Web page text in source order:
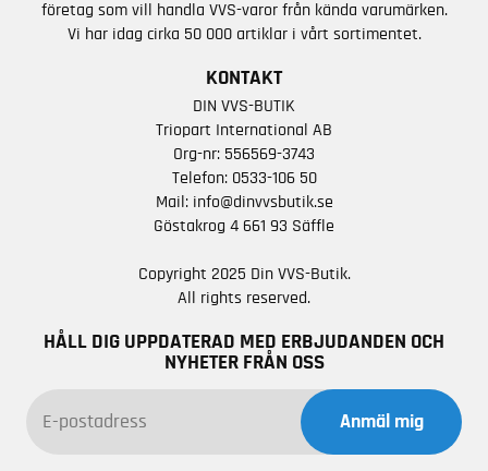
företag som vill handla VVS-varor från kända varumärken.
Vi har idag cirka 50 000 artiklar i vårt sortimentet.
KONTAKT
DIN VVS-BUTIK
Triopart International AB
Org-nr: 556569-3743
Telefon: 0533-106 50
Mail: info@dinvvsbutik.se
Göstakrog 4 661 93 Säffle
Copyright 2025 Din VVS-Butik.
All rights reserved.
HÅLL DIG UPPDATERAD MED ERBJUDANDEN OCH
NYHETER FRÅN OSS
Anmäl mig